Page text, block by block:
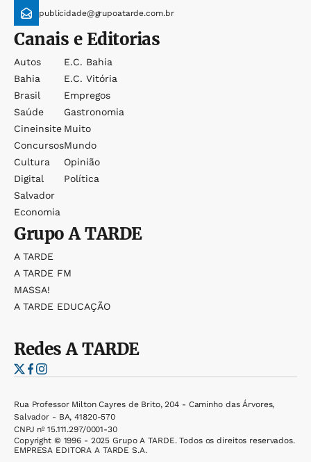
publicidade@grupoatarde.com.br
Canais e Editorias
Autos
Bahia
Brasil
Saúde
Cineinsite
Concursos
Cultura
Digital
Salvador
Economia
E.c. Bahia
E.c. Vitória
Empregos
Gastronomia
Muito
Mundo
Opinião
Política
GrupoA TARDE
A TARDE
A TARDE FM
MASSA!
A TARDE EDUCAÇÃO
RedesA TARDE
Rua Professor Milton Cayres de Brito, 204 - Caminho das Árvores,
Salvador - BA, 41820-570
CNPJ nº 15.111.297/0001-30
Copyright © 1996 - 2025 Grupo A TARDE. Todos os direitos reservados.
EMPRESA EDITORA A TARDE S.A.